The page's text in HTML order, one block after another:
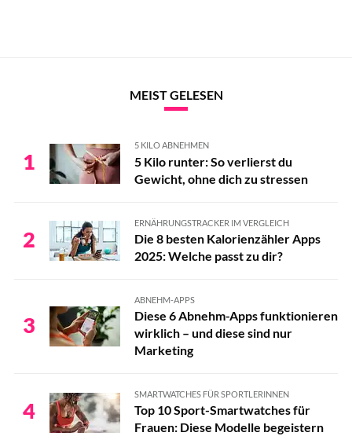
MEIST GELESEN
1
5 KILO ABNEHMEN
5 Kilo runter: So verlierst du
Gewicht, ohne dich zu stressen
2
ERNÄHRUNGSTRACKER IM VERGLEICH
Die 8 besten Kalorienzähler Apps
2025: Welche passt zu dir?
3
ABNEHM-APPS
Diese 6 Abnehm-Apps funktionieren
wirklich – und diese sind nur
Marketing
4
SMARTWATCHES FÜR SPORTLERINNEN
Top 10 Sport-Smartwatches für
Frauen: Diese Modelle begeistern